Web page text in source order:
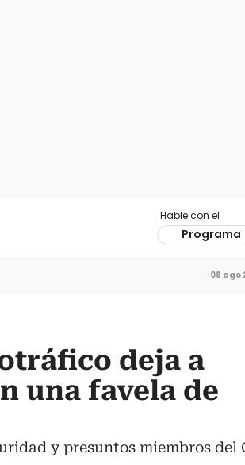
Hable con el
Programa
08 ago
deja a
una favela de
y presuntos miembros del